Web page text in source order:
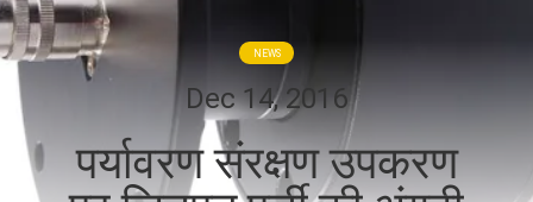
हमारे
बारे
NEWS
Dec 14, 2016
पर्यावरण संरक्षण उपकरण